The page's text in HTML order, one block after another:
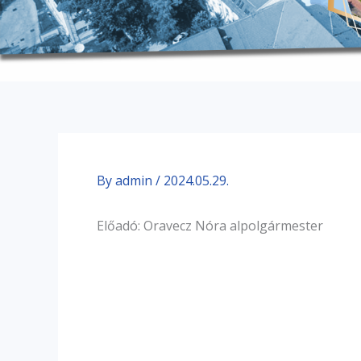
Byadmin / 2024.05.29.
Előadó: Oravecz Nóra alpolgármester